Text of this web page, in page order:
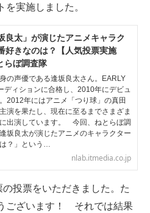
実施しました。
良太」が演じたアニメキャラク
好きなのは？【人気投票実施
らぼ調査隊
の声優である逢坂良太さん。EARLY
ディションに合格し、2010年にデビュ
2012年にはアニメ「つり球」の真田
演を果たし、現在に至るまでさまざま
出演しています。 今回、ねとらぼ調
坂良太が演じたアニメのキャラクター
？」という…
nlab.itmedia.co.jp
投票をいただきました。た
ございます！ それでは結果